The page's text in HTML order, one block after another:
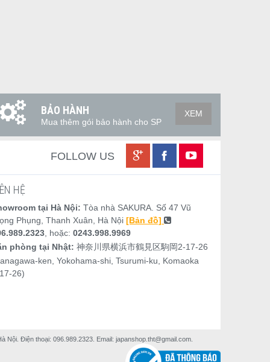
BẢO HÀNH
Mua thêm gói bảo hành cho SP
XEM
FOLLOW US
HỆ
tại Hà Nội: Tòa nhà SAKURA. Số 47 Vũ
Phụng, Thanh Xuân, Hà Nội [Bản đồ]
, hoặc: 0243.998.9969
phòng tại Nhật: 神奈川県横浜市鶴見区駒岡2-17-26
ken, Yokohama-shi, Tsurumi-ku, Komaoka
26)
Điện thoại: 096.989.2323. Email: japanshop.tht@gmail.com.